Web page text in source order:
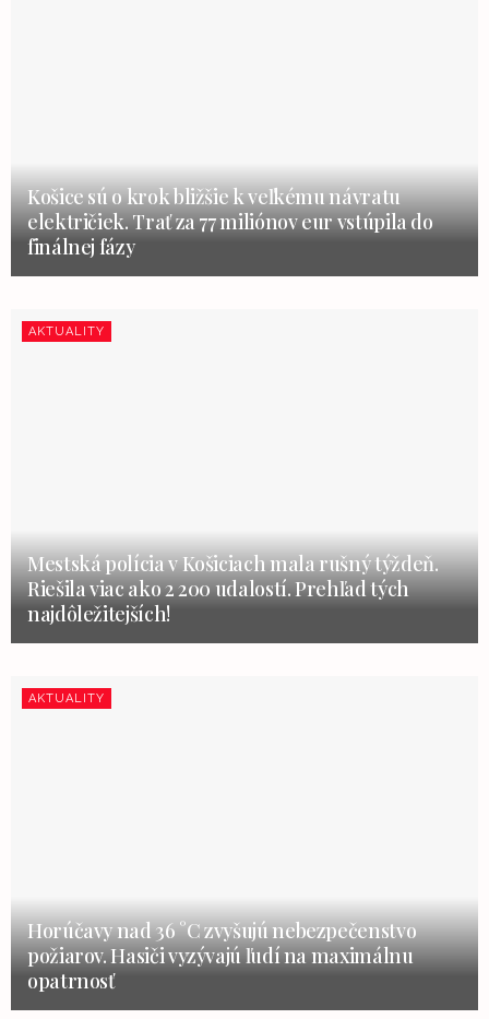
Košice sú o krok bližšie k veľkému návratu
električiek. Trať za 77 miliónov eur vstúpila do
finálnej fázy
AKTUALITY
Mestská polícia v Košiciach mala rušný týždeň.
Riešila viac ako 2 200 udalostí. Prehľad tých
najdôležitejších!
AKTUALITY
Horúčavy nad 36 °C zvyšujú nebezpečenstvo
požiarov. Hasiči vyzývajú ľudí na maximálnu
opatrnosť